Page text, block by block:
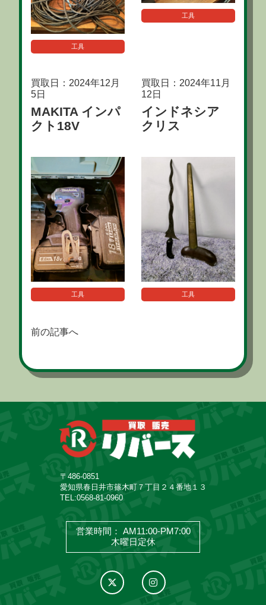
工具
工具
買取日：2024年12月
5日
MAKITA インパ
クト18V
工具
買取日：2024年11月
12日
インドネシア
クリス
工具
前の記事へ
〒486-0851
愛知県春日井市篠木町７丁目２４番地１３
TEL:0568-81-0960
営業時間： AM11:00-PM7:00
木曜日定休